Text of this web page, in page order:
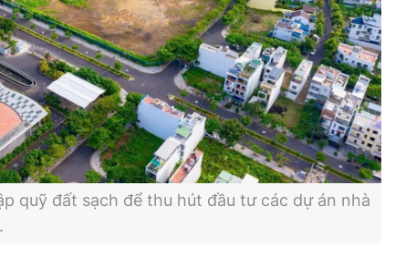
quỹ đất sạch để thu hút đầu tư các dự án nhà